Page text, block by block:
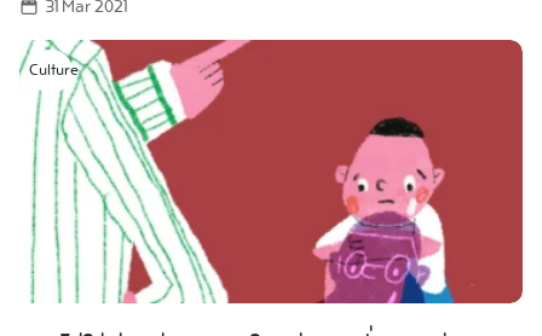
31 Mar 2021
Culture